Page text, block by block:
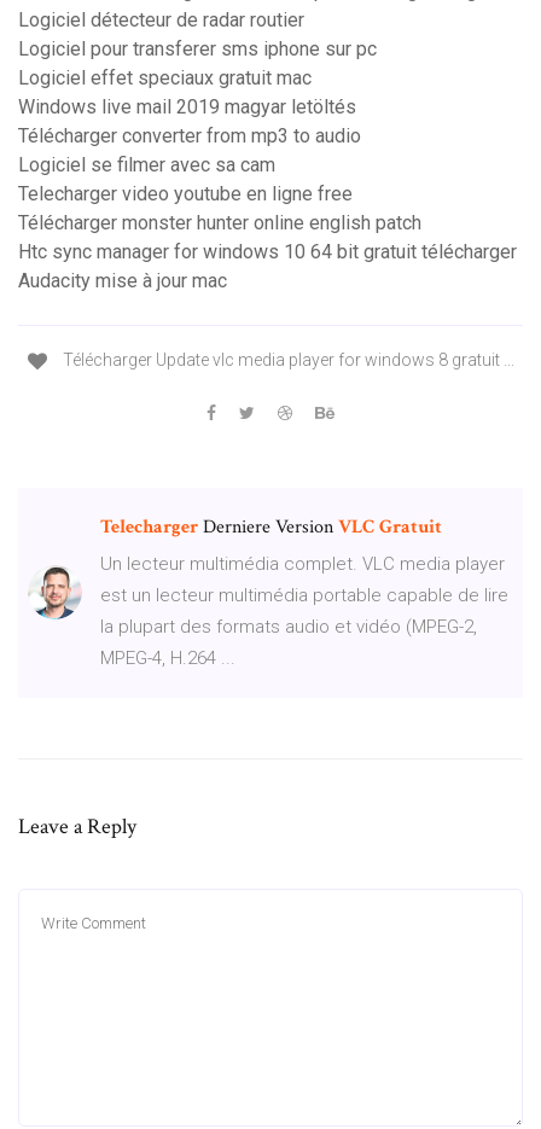
Logiciel détecteur de radar routier
Logiciel pour transferer sms iphone sur pc
Logiciel effet speciaux gratuit mac
Windows live mail 2019 magyar letöltés
Télécharger converter from mp3 to audio
Logiciel se filmer avec sa cam
Telecharger video youtube en ligne free
Télécharger monster hunter online english patch
Htc sync manager for windows 10 64 bit gratuit télécharger
Audacity mise à jour mac
Télécharger Update vlc media player for windows 8 gratuit ...
TelechargerDerniere VersionVLCGratuit
Un lecteur multimédia complet. VLC media player
est un lecteur multimédia portable capable de lire
la plupart des formats audio et vidéo (MPEG-2,
MPEG-4, H.264 ...
Leave a Reply